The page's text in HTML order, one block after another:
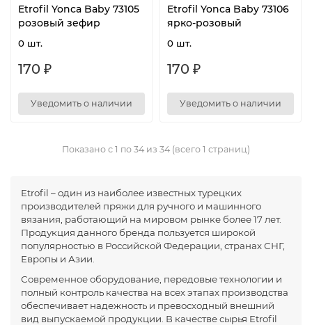
Etrofil Yonca Baby 73105
розовый зефир
0 шт.
170 ₽
Уведомить о наличии
Etrofil Yonca Baby 73106
ярко-розовый
0 шт.
170 ₽
Уведомить о наличии
Показано с 1 по 34 из 34 (всего 1 страниц)
Etrofil – один из наиболее известных турецких
производителей пряжи для ручного и машинного
вязания, работающий на мировом рынке более 17 лет.
Продукция данного бренда пользуется широкой
популярностью в Российской Федерации, странах СНГ,
Европы и Азии.
Современное оборудование, передовые технологии и
полный контроль качества на всех этапах производства
обеспечивает надежность и превосходный внешний
вид выпускаемой продукции. В качестве сырья Etrofil